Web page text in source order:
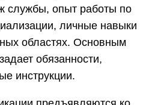
службы, опыт работы по
личные навыки
областях. Основным
обязанности,
инструкции.